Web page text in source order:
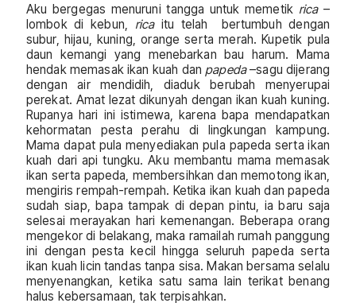
Aku bergegas menuruni tangga untuk memetik rica–
lombok di kebun, ricaitu telah bertumbuh dengan
subur, hijau, kuning, orange serta merah. Kupetik pula
daun kemangi yang menebarkan bau harum. Mama
hendak memasak ikan kuah dan papeda–sagu dijerang
dengan air mendidih, diaduk berubah menyerupai
perekat. Amat lezat dikunyah dengan ikan kuah kuning.
Rupanya hari ini istimewa, karena bapa mendapatkan
kehormatan pesta perahu di lingkungan kampung.
Mama dapat pula menyediakan pula papeda serta ikan
kuah dari api tungku. Aku membantu mama memasak
ikan serta papeda, membersihkan dan memotong ikan,
mengiris rempah-rempah. Ketika ikan kuah dan papeda
sudah siap, bapa tampak di depan pintu, ia baru saja
selesai merayakan hari kemenangan. Beberapa orang
mengekor di belakang, maka ramailah rumah panggung
ini dengan pesta kecil hingga seluruh papeda serta
ikan kuah licin tandas tanpa sisa. Makan bersama selalu
menyenangkan, ketika satu sama lain terikat benang
halus kebersamaan, tak terpisahkan.